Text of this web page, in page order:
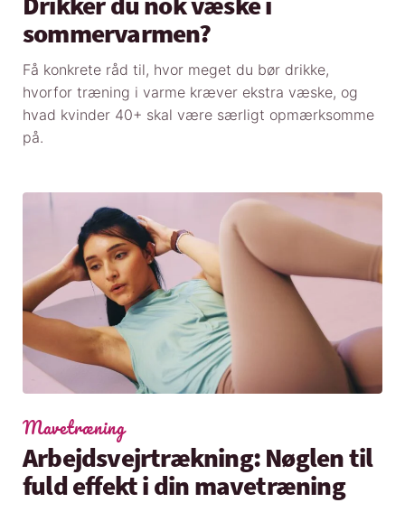
sommervarmen?
Få konkrete råd til, hvor meget du bør drikke,
hvorfor træning i varme kræver ekstra væske, og
hvad kvinder 40+ skal være særligt opmærksomme
på.
Mavetræning
Arbejdsvejrtrækning: Nøglen til
fuld effekt i din mavetræning